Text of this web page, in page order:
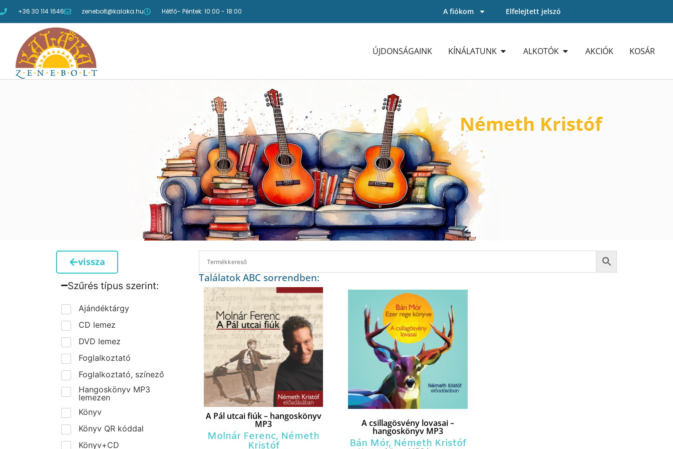
+36 30 114 1646 zenebolt@kalaka.hu Hétfő- Péntek: 10:00 - 18:00 A fiókom Elfelejtett jelszó
ÚJDONSÁGAINK KÍNÁLATUNK ALKOTÓK AKCIÓK KOSÁR
Németh Kristóf
vissza
Szűrés típus szerint:​
Ajándéktárgy
CD lemez
DVD lemez
Foglalkoztató
Foglalkoztató, színező
Hangoskönyv MP3
lemezen
Könyv
Könyv QR kóddal
Könyv+CD
Találatok ABC sorrendben:
A Pál utcai fiúk – hangoskönyv
MP3
Molnár Ferenc, Németh
Kristóf
A csillagösvény lovasai –
hangoskönyv MP3
Bán Mór, Németh Kristóf